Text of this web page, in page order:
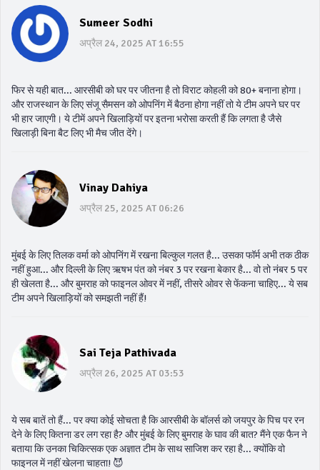
Sumeer Sodhi
अप्रैल 24, 2025 AT 16:55
फिर से यही बात... आरसीबी को घर पर जीतना है तो विराट कोहली को 80+ बनाना होगा।
और राजस्थान के लिए संजू सैमसन को ओपनिंग में बैठना होगा नहीं तो ये टीम अपने घर पर
भी हार जाएगी। ये टीमें अपने खिलाड़ियों पर इतना भरोसा करती हैं कि लगता है जैसे
खिलाड़ी बिना बैट लिए भी मैच जीत देंगे।
Vinay Dahiya
अप्रैल 25, 2025 AT 06:26
मुंबई के लिए तिलक वर्मा को ओपनिंग में रखना बिल्कुल गलत है... उसका फॉर्म अभी तक ठीक
नहीं हुआ... और दिल्ली के लिए ऋषभ पंत को नंबर 3 पर रखना बेकार है... वो तो नंबर 5 पर
ही खेलता है... और बुमराह को फाइनल ओवर में नहीं, तीसरे ओवर से फेंकना चाहिए... ये सब
टीम अपने खिलाड़ियों को समझती नहीं हैं!
Sai Teja Pathivada
अप्रैल 26, 2025 AT 03:53
ये सब बातें तो हैं... पर क्या कोई सोचता है कि आरसीबी के बॉलर्स को जयपुर के पिच पर रन
देने के लिए कितना डर लग रहा है? और मुंबई के लिए बुमराह के घाव की बात? मैंने एक फैन ने
बताया कि उनका चिकित्सक एक अज्ञात टीम के साथ साजिश कर रहा है... क्योंकि वो
फाइनल में नहीं खेलना चाहता! 😈